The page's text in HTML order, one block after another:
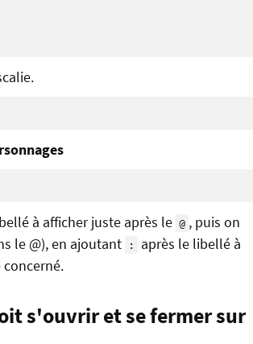
à afficher juste après le @ , puis on
le @), en ajoutant
:
après le libellé à
s'ouvrir et se fermer sur